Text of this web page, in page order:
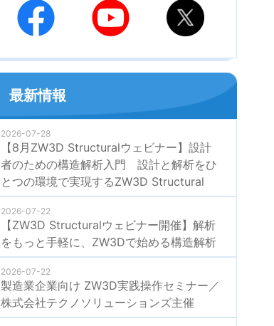
最新情報
2026-07-28
【8月ZW3D Structuralウェビナー】設計
者のための構造解析入門 設計と解析をひ
とつの環境で実現するZW3D Structural
2026-07-22
【ZW3D Structuralウェビナー開催】解析
をもっと手軽に、ZW3Dで始める構造解析
2026-07-22
製造業企業向け ZW3D実践操作セミナー／
株式会社テクノソリューションズ主催